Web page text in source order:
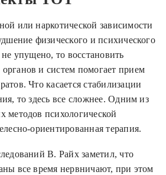
или наркотической зависимости
физического и психического
упущено, то восстановить
и систем помогает прием
Что касается стабилизации
то здесь все сложнее. Одним из
методов психологической
ориентированная терапия.
В. Райх заметил, что
все время нервничают, при этом